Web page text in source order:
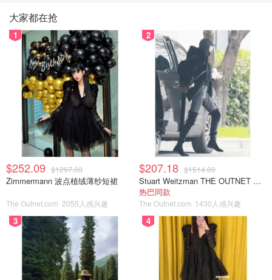
大家都在抢
1
$252.09 $1297.00
Zimmermann 波点植绒薄纱短裙
The Outnet.com 2055人感兴趣
2
$207.18 $1514.00
Stuart Weitzman THE OUTNET 麂皮过膝靴 黑色
热巴同款
The Outnet.com 1430人感兴趣
3 4